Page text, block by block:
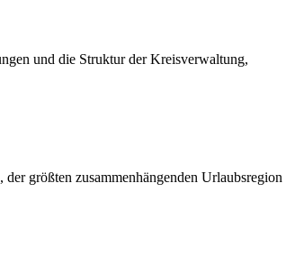
und die Struktur der Kreisverwaltung,
größten zusammenhängenden Urlaubsregion